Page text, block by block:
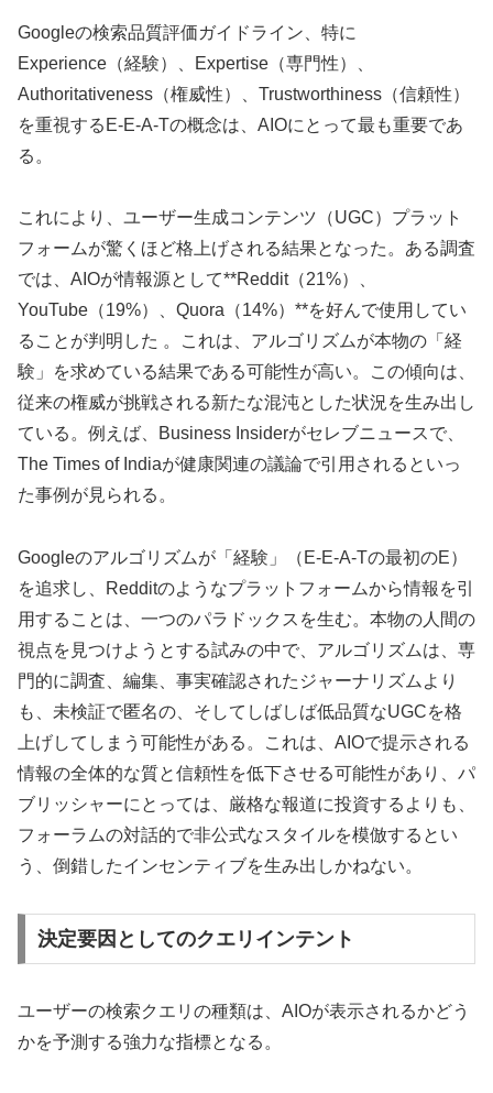
Googleの検索品質評価ガイドライン、特に
Experience（経験）、Expertise（専門性）、
Authoritativeness（権威性）、Trustworthiness（信頼性）
を重視するE-E-A-Tの概念は、AIOにとって最も重要であ
る。
これにより、ユーザー生成コンテンツ（UGC）プラット
フォームが驚くほど格上げされる結果となった。ある調査
では、AIOが情報源として**Reddit（21%）、
YouTube（19%）、Quora（14%）**を好んで使用してい
ることが判明した 。これは、アルゴリズムが本物の「経
験」を求めている結果である可能性が高い。この傾向は、
従来の権威が挑戦される新たな混沌とした状況を生み出し
ている。例えば、Business Insiderがセレブニュースで、
The Times of Indiaが健康関連の議論で引用されるといっ
た事例が見られる。
Googleのアルゴリズムが「経験」（E-E-A-Tの最初のE）
を追求し、Redditのようなプラットフォームから情報を引
用することは、一つのパラドックスを生む。本物の人間の
視点を見つけようとする試みの中で、アルゴリズムは、専
門的に調査、編集、事実確認されたジャーナリズムより
も、未検証で匿名の、そしてしばしば低品質なUGCを格
上げしてしまう可能性がある。これは、AIOで提示される
情報の全体的な質と信頼性を低下させる可能性があり、パ
ブリッシャーにとっては、厳格な報道に投資するよりも、
フォーラムの対話的で非公式なスタイルを模倣するとい
う、倒錯したインセンティブを生み出しかねない。
決定要因としてのクエリインテント
ユーザーの検索クエリの種類は、AIOが表示されるかどう
かを予測する強力な指標となる。